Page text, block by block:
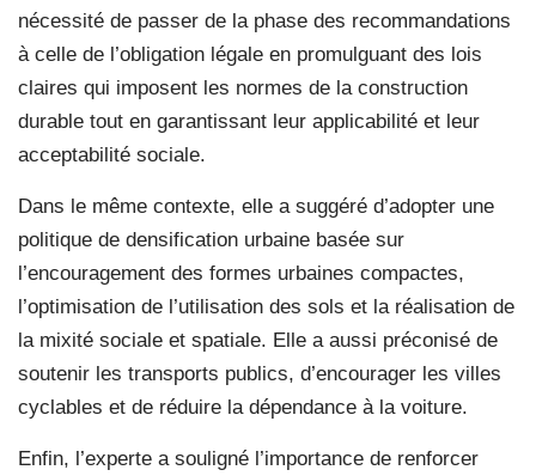
nécessité de passer de la phase des recommandations
à celle de l’obligation légale en promulguant des lois
claires qui imposent les normes de la construction
durable tout en garantissant leur applicabilité et leur
acceptabilité sociale.
Dans le même contexte, elle a suggéré d’adopter une
politique de densification urbaine basée sur
l’encouragement des formes urbaines compactes,
l’optimisation de l’utilisation des sols et la réalisation de
la mixité sociale et spatiale. Elle a aussi préconisé de
soutenir les transports publics, d’encourager les villes
cyclables et de réduire la dépendance à la voiture.
Enfin, l’experte a souligné l’importance de renforcer